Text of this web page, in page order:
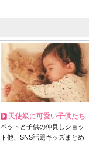
天使級に可愛い子供たち
ペットと子供の仲良しショッ
ト他、SNS話題キッズまとめ